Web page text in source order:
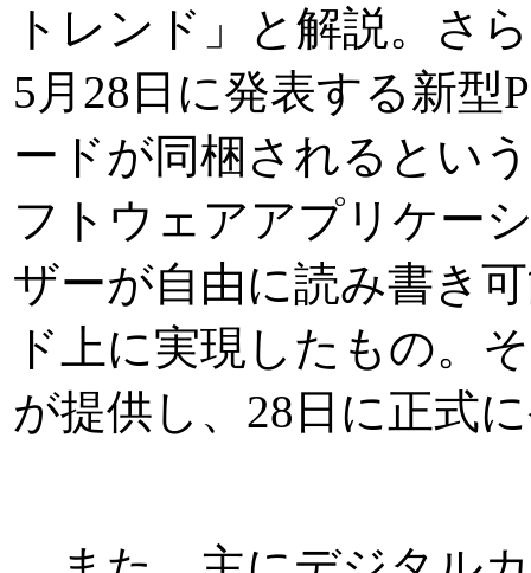
トレンド」と解説。さ
5月28日に発表する新型
ードが同梱されるとい
フトウェアアプリケー
ザーが自由に読み書き
ド上に実現したもの。
が提供し、28日に正式